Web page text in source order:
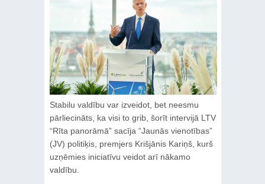
Stabilu valdību var izveidot, bet neesmu
pārliecināts, ka visi to grib, šorīt intervijā LTV
“Rīta panorāmā” sacīja “Jaunās vienotības”
(JV) politiķis, premjers Krišjānis Kariņš, kurš
uzņēmies iniciatīvu veidot arī nākamo
valdību.